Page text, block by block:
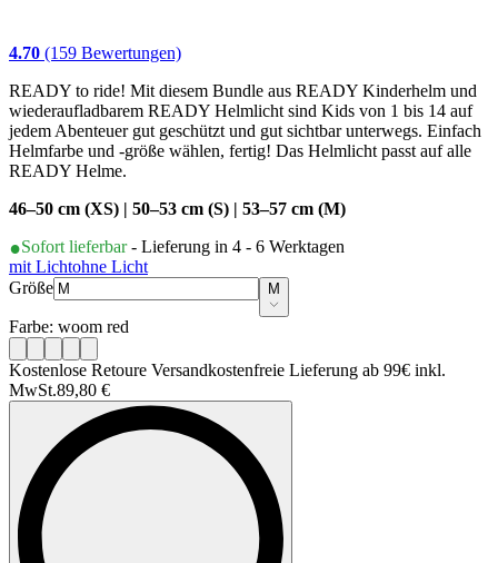
4.70 (159 Bewertungen)
READY to ride! Mit diesem Bundle aus READY Kinderhelm und
wiederaufladbarem READY Helmlicht sind Kids von 1 bis 14 auf
jedem Abenteuer gut geschützt und gut sichtbar unterwegs. Einfach
Helmfarbe und -größe wählen, fertig! Das Helmlicht passt auf alle
READY Helme.
46–50 cm (XS) | 50–53 cm (S) | 53–57 cm (M)
Sofort lieferbar- Lieferung in 4 - 6 Werktagen
mit Lichtohne Licht
Größe
M
Farbe: woom red
Kostenlose Retoure Versandkostenfreie Lieferung ab 99€ inkl.
MwSt.89,80 €